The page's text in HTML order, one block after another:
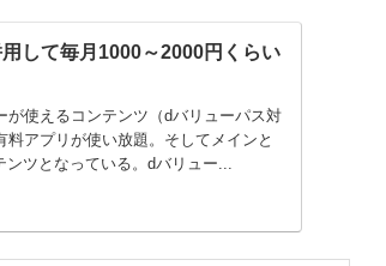
して毎月1000～2000円くらい
使えるコンテンツ（dバリューパス対
アプリが使い放題。そしてメインと
ンツとなっている。dバリュー...